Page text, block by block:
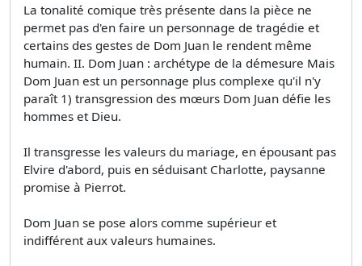
La tonalité comique très présente dans la pièce ne
permet pas d'en faire un personnage de tragédie et
certains des gestes de Dom Juan le rendent même
humain. II. Dom Juan : archétype de la démesure Mais
Dom Juan est un personnage plus complexe qu'il n'y
paraît 1) transgression des mœurs Dom Juan défie les
hommes et Dieu.
Il transgresse les valeurs du mariage, en épousant pas
Elvire d'abord, puis en séduisant Charlotte, paysanne
promise à Pierrot.
Dom Juan se pose alors comme supérieur et
indifférent aux valeurs humaines.